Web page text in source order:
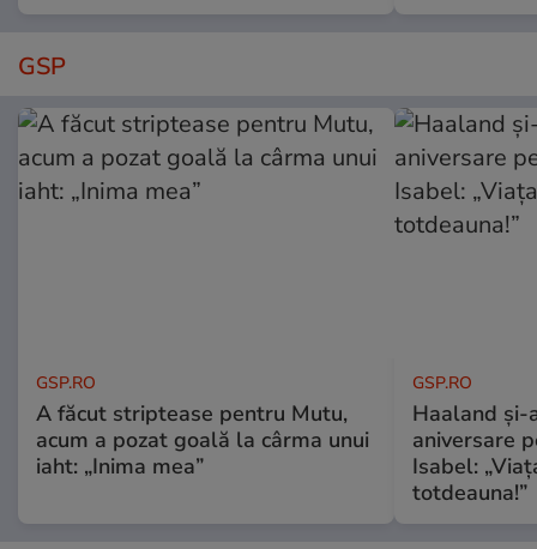
GSP
GSP.RO
A făcut striptease pentru Mutu,
acum a pozat goală la cârma unui
iaht: „Inima mea”
GSP.RO
Haaland
aniversare
Isabel:
totdeauna!”